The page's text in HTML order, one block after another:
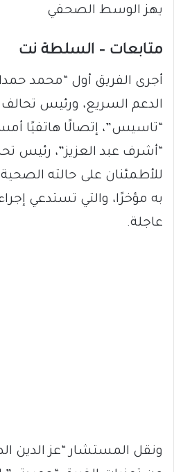
يهز الوسط الصحفي
متابعات – السلطة نت
أجرى الفريق أول “محمد
الدعم السريع، ورئيس
“تاسيس”، إتصالًا هاتفيًا
“أشرف عبد العزيز”، رئيس
للأطمئنان على حالته
به مؤخرًا، والتي تستدعي
عاجلة.
ونقل المستشار “عز الدين